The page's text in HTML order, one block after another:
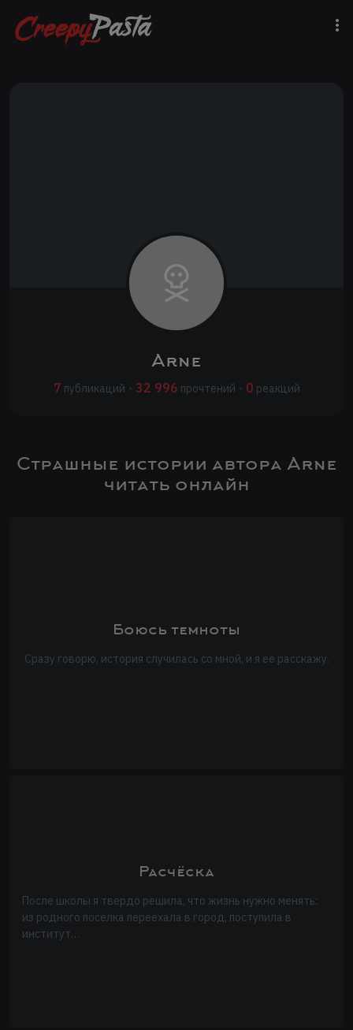
Arne
7 публикаций 32 996 прочтений 0 реакций
Страшные истории автора Arne
читать онлайн
Боюсь темноты
Сразу говорю, история случилась со мной, и я её расскажу.
Расчёска
После школы я твердо решила, что жизнь нужно менять:
из родного поселка переехала в город, поступила в
институт…